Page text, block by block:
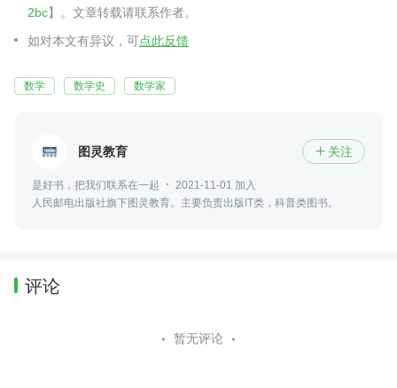
2bc】。文章转载请联系作者。
如对本文有异议，可点此反馈
数学 数学史 数学家
图灵教育  关注
是好书，把我们联系在一起
2021-11-01 加入
人民邮电出版社旗下图灵教育。主要负责出版IT类，科普类图书。
评论
暂无评论